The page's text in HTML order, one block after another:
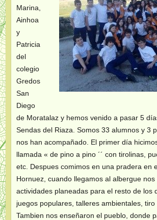
Marina,
Ainhoa
y
Patricia
del
colegio
Gredos
San
Diego
de Moratalaz y hemos venido a pasar 5
Sendas del Riaza. Somos 33 alumnos y 3
nos han acompañado. El primer día
llamada « de pino a pino ´´ con tirolinas,
etc. Despues comimos en una pradera en
Hornuez, cuando llegamos al albergue
actividades planeadas para el resto de los
juegos populares, talleres ambientales, tiro
Tambien nos enseñaron el pueblo, donde